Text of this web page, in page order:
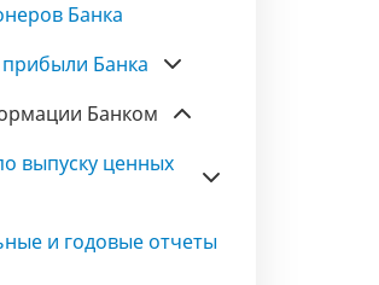
Банка
Банка
Банком
выпуску ценных
и годовые отчеты